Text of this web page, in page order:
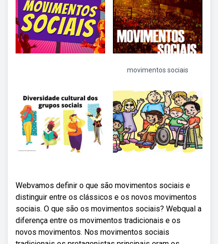
movimentos sociais
Webvamos definir o que são movimentos sociais e
distinguir entre os clássicos e os novos movimentos
sociais. O que são os movimentos sociais? Webqual a
diferença entre os movimentos tradicionais e os
novos movimentos. Nos movimentos sociais